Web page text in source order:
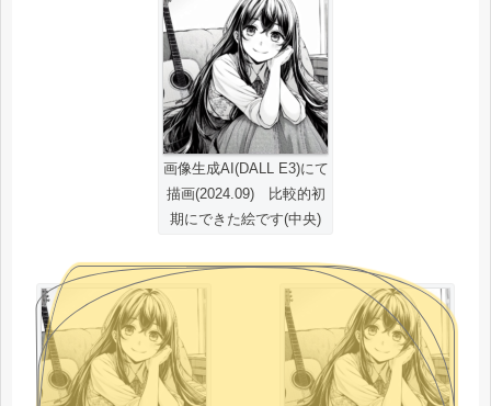
画像生成AI(DALL E3)にて
描画(2024.09) 比較的初
期にできた絵です(中央)